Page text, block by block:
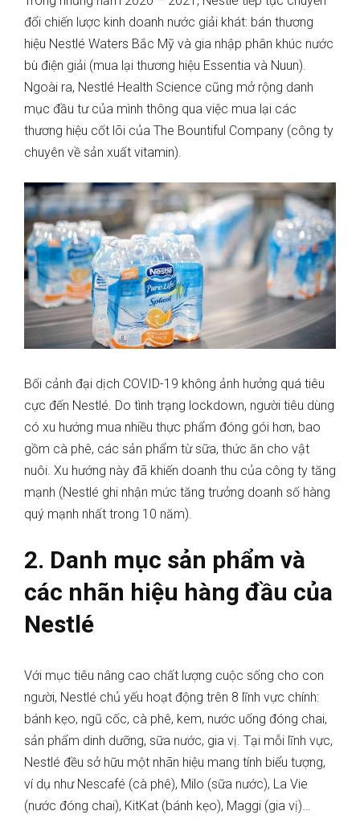
đổi chiến lược kinh doanh nước giải khát: bán thương
hiệu Nestlé Waters Bắc Mỹ và gia nhập phân khúc nước
bù điện giải (mua lại thương hiệu Essentia và Nuun).
Ngoài ra, Nestlé Health Science cũng mở rộng danh
mục đầu tư của mình thông qua việc mua lại các
thương hiệu cốt lõi của The Bountiful Company (công ty
chuyên về sản xuất vitamin).
Bối cảnh đại dịch COVID-19 không ảnh hưởng quá tiêu
cực đến Nestlé. Do tình trạng lockdown, người tiêu dùng
có xu hướng mua nhiều thực phẩm đóng gói hơn, bao
gồm cà phê, các sản phẩm từ sữa, thức ăn cho vật
nuôi. Xu hướng này đã khiến doanh thu của công ty tăng
mạnh (Nestlé ghi nhận mức tăng trưởng doanh số hàng
quý mạnh nhất trong 10 năm).
2. Danh mục sản phẩm và
các nhãn hiệu hàng đầu của
Nestlé
Với mục tiêu nâng cao chất lượng cuộc sống cho con
người, Nestlé chủ yếu hoạt động trên 8 lĩnh vực chính:
bánh kẹo, ngũ cốc, cà phê, kem, nước uống đóng chai,
sản phẩm dinh dưỡng, sữa nước, gia vị. Tại mỗi lĩnh vực,
Nestlé đều sở hữu một nhãn hiệu mang tính biểu tượng,
ví dụ như Nescafé (cà phê), Milo (sữa nước), La Vie
(nước đóng chai), KitKat (bánh kẹo), Maggi (gia vị)…